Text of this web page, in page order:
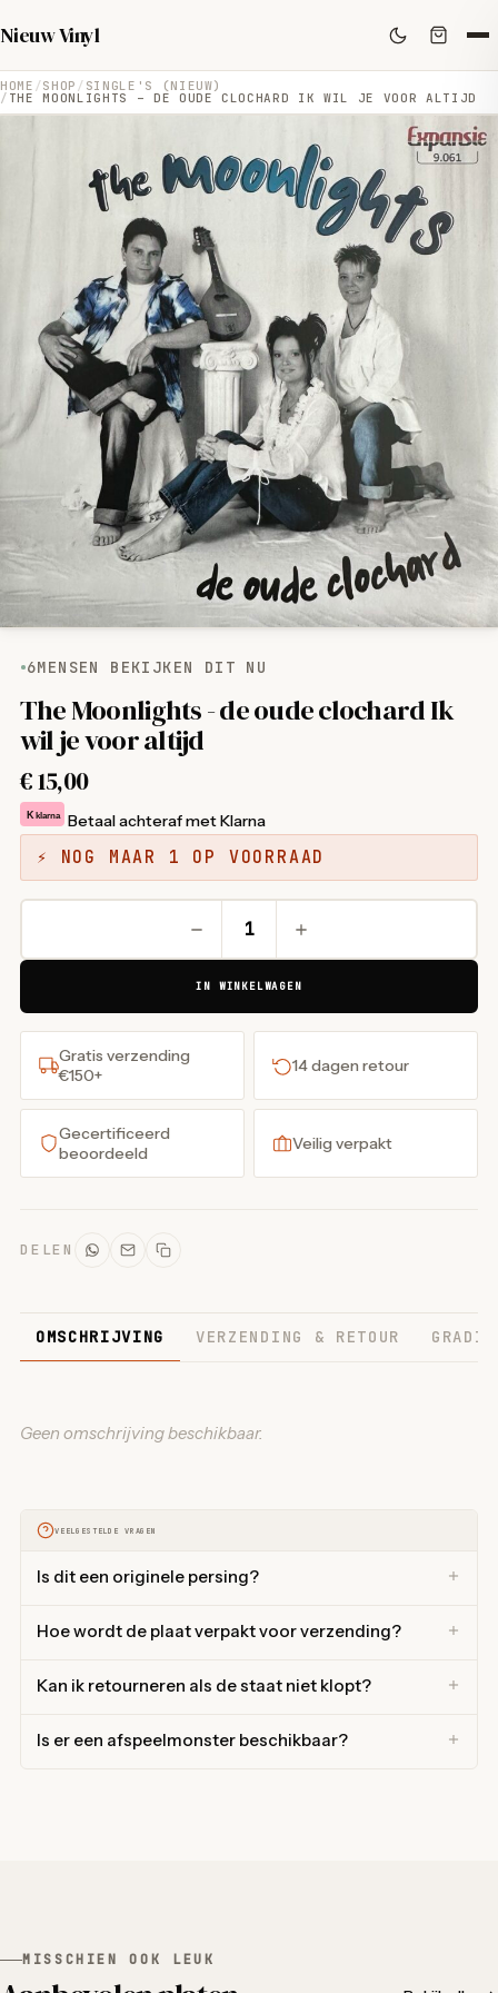
Nieuw Vinyl
HOME SHOP SINGLE'S (NIEUW)
THE MOONLIGHTS – DE OUDE CLOCHARD IK WIL JE VOOR ALTIJD
6MENSEN BEKIJKEN DIT NU
The Moonlights - de oude clochard Ik
wil je voor altijd
€15,00
K klarna Betaal achteraf met Klarna
⚡ NOG MAAR 1 OP VOORRAAD
IN WINKELWAGEN
Gratis verzending
€150+
14 dagen retour
Gecertificeerd
beoordeeld
Veilig verpakt
DELEN
OMSCHRIJVING VERZENDING & RETOUR
Geen omschrijving beschikbaar.
VEELGESTELDE VRAGEN
Is dit een originele persing?
Hoe wordt de plaat verpakt voor verzending?
Kan ik retourneren als de staat niet klopt?
Is er een afspeelmonster beschikbaar?
MISSCHIEN OOK LEUK